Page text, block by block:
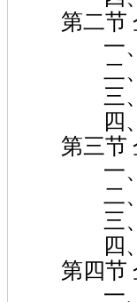
第二节
一、
二、企
三、企
四、企
第三节
一、
二、企
三、企
四、企
第四节
一、